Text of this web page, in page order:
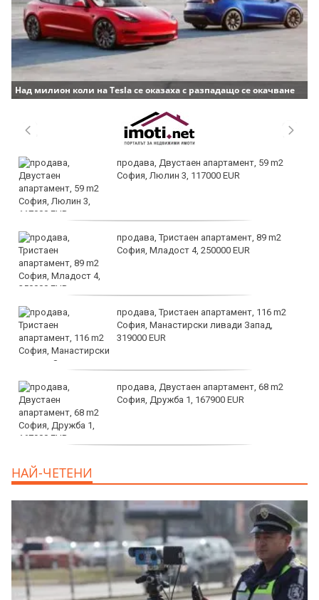
Над милион коли на Tesla се оказаха с разпадащо се окачване
продава, Двустаен апартамент, 59 m2
София, Люлин 3, 117000 EUR
продава, Тристаен апартамент, 89 m2
София, Младост 4, 250000 EUR
продава, Тристаен апартамент, 116 m2
София, Манастирски ливади Запад,
319000 EUR
продава, Двустаен апартамент, 68 m2
София, Дружба 1, 167900 EUR
НАЙ-ЧЕТЕНИ